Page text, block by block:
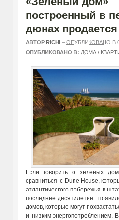
построенный в
дюнах продается
АВТОР RICHI– ОПУБЛИКОВАНО В
ОПУБЛИКОВАНО В: ДОМА /
Если говорить о зеленых
сравниться с Dune House,
атлантического побережья в
последнее десятилетие
домов, которые могут
и низким энергопотреблением.